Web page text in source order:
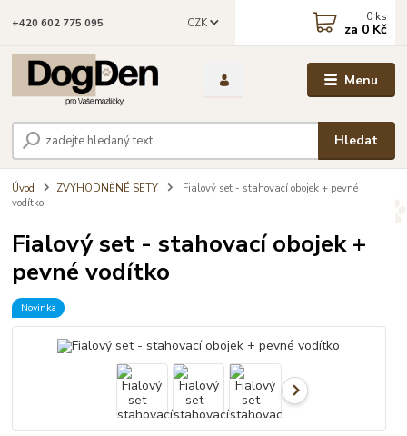
Menu
CZK
Hledat
+420 602 775 095 0 ks
za 0 Kč
Úvod ZVÝHODNĚNÉ SETY
Fialový set - stahovací obojek + pevné
vodítko
Fialový set - stahovací obojek +
pevné vodítko
Novinka